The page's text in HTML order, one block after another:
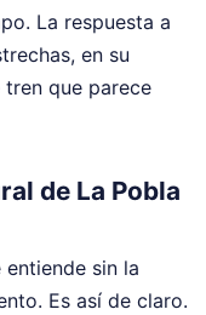
La respuesta a
en su
que parece
de La Pobla
sin la
Es así de claro.